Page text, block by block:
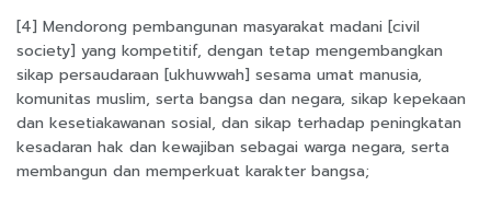
[4] Mendorong pembangunan masyarakat madani [civil
society] yang kompetitif, dengan tetap mengembangkan
sikap persaudaraan [ukhuwwah] sesama umat manusia,
komunitas muslim, serta bangsa dan negara, sikap kepekaan
dan kesetiakawanan sosial, dan sikap terhadap peningkatan
kesadaran hak dan kewajiban sebagai warga negara, serta
membangun dan memperkuat karakter bangsa;